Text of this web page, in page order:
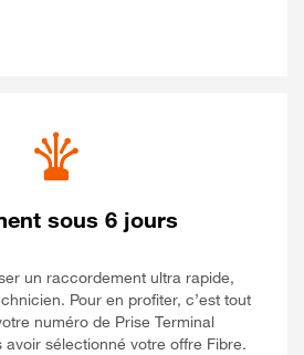
sous 6 jours
un raccordement ultra rapide,
Pour en profiter, c’est tout
numéro de Prise Terminal
avoir sélectionné votre offre Fibre.